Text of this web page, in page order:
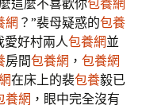
麼這麼不喜歡你包養網
網 ？”裴母疑惑的包養
愛好村兩人包養網並
房間包養網 ， 包養網
在床上的裴包養毅已
養網 ，眼中完全沒有